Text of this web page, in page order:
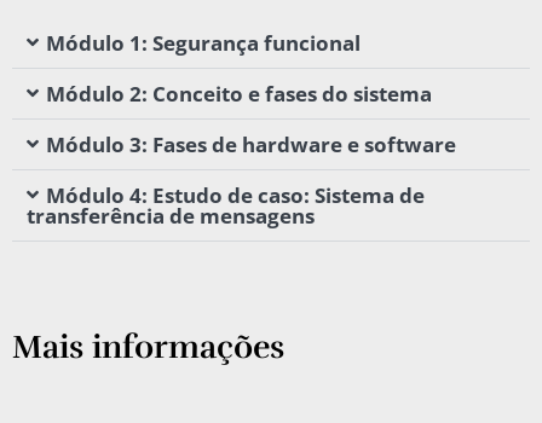
Módulo 1: Segurança funcional
Módulo 2: Conceito e fases do sistema
Módulo 3: Fases de hardware e software
Módulo 4: Estudo de caso: Sistema de
transferência de mensagens
Mais informações